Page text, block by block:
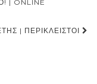
| ONLINE
| ΠΕΡΊΚΛΕΙΣΤΟΙ